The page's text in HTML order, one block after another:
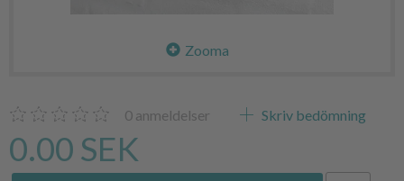
Zooma
0 anmeldelser Skriv bedömning
0.00 SEK